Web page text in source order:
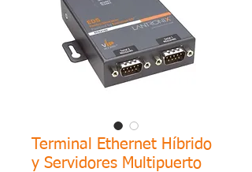
Terminal Ethernet Híbrido
y Servidores Multipuerto